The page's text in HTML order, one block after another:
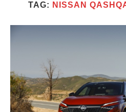
TAG: NISSAN